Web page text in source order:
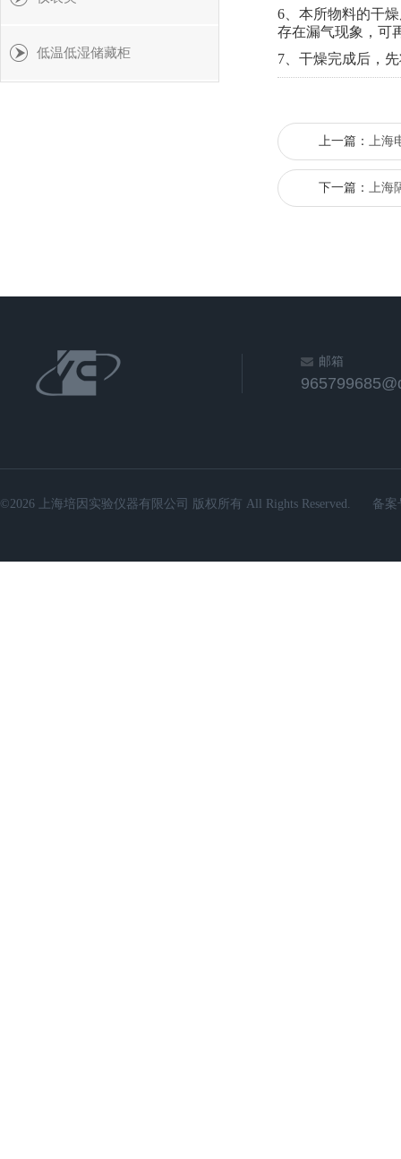
6、本所物料的干
存在漏气现象，可
7、干燥完成后，
上一篇： 上海
下一篇： 上海
低温低湿储藏柜
邮箱
©2026 上海培因实验仪器有限公司 版权所有 All Rights Reserved. 备案